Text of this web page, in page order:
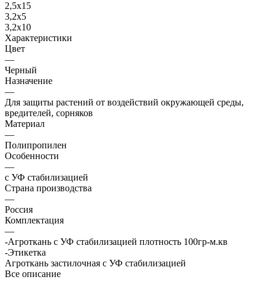
2,5х15
3,2х5
3,2х10
Характеристики
Цвет
—
Черный
Назначение
—
Для защиты растений от воздействий окружающей среды,
вредителей, сорняков
Материал
—
Полипропилен
Особенности
—
с УФ стабилизацией
Страна производства
—
Россия
Комплектация
—
-Агроткань с УФ стабилизацией плотность 100гр-м.кв
-Этикетка
Агроткань застилочная с УФ стабилизацией
Все описание